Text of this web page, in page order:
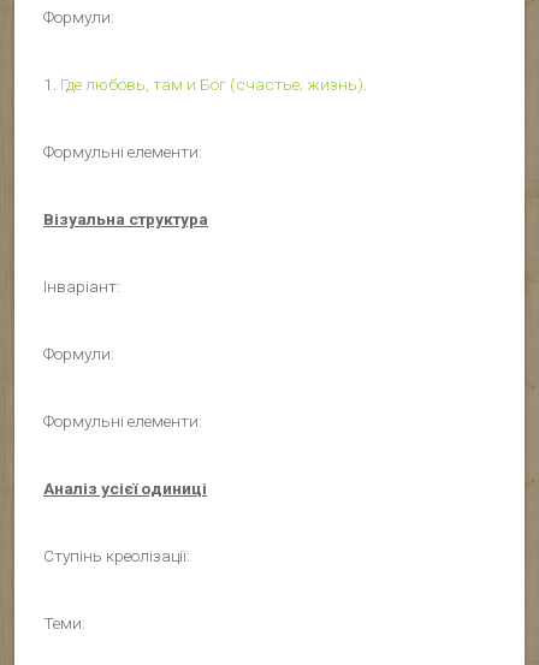
Формули:
1. Где любовь, там и Бог (счастье; жизнь)
Формульні елементи:
Візуальна структура
Інваріант:
Формули:
Формульні елементи:
Аналіз усієї одиниці
Ступінь креолізації:
Теми: